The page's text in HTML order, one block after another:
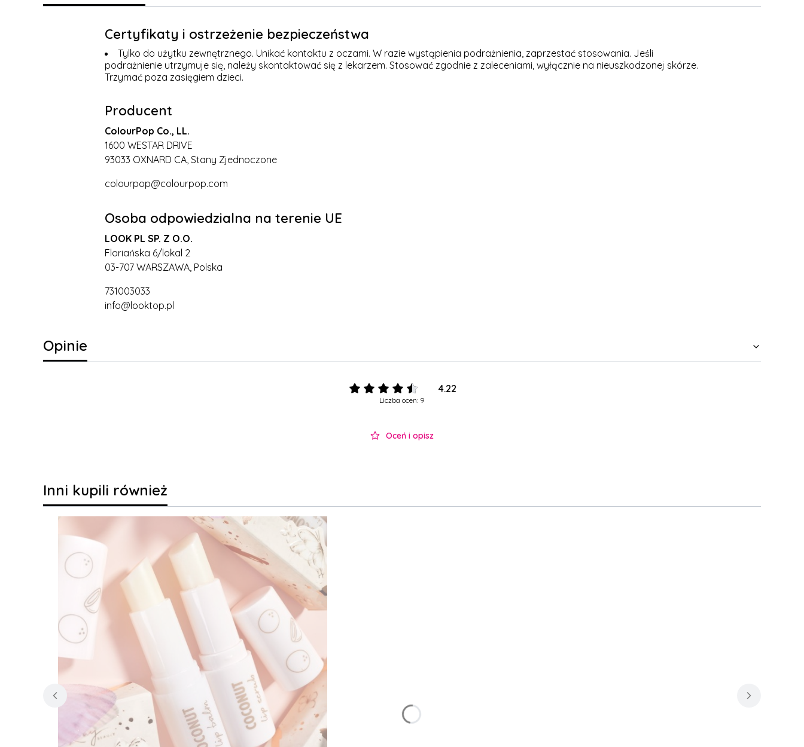
Certyfikaty i ostrzeżenie bezpieczeństwa
Tylko do użytku zewnętrznego. Unikać kontaktu z oczami. W razie wystąpienia podrażnienia, zaprzestać stosowania. Jeśli
podrażnienie utrzymuje się, należy skontaktować się z lekarzem. Stosować zgodnie z zaleceniami, wyłącznie na nieuszkodzonej skórze.
Trzymać poza zasięgiem dzieci.
Producent
ColourPop Co., LL.
1600 WESTAR DRIVE
93033 OXNARD CA, Stany Zjednoczone
colourpop@colourpop.com
Osoba odpowiedzialna na terenie UE
LOOK PL SP. Z O.O.
Floriańska 6/lokal 2
03-707 WARSZAWA, Polska
731003033
info@looktop.pl
Opinie
4.22
Liczba ocen: 9
Oceń i opisz
Inni kupili również